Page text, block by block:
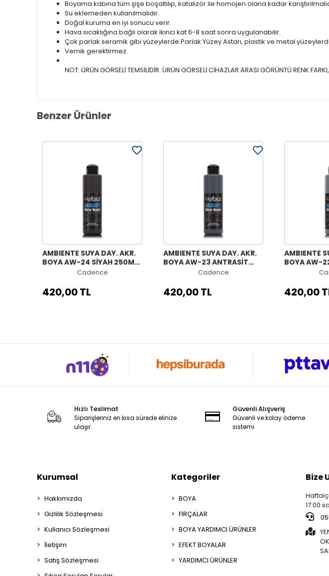
Boyama kabına tüm şişe boşaltılıp, katalizör ile homojen olana kadar
Su eklemeden kullanılmalıdır.
Doğal kuruma en iyi sonucu verir.
Hava sıcaklığına bağlı olarak ikinci kat 6-8 saat sonra uygulanabilir.
Çok parlak seramik gibi yüzeylerde Parlak Yüzey Astarı, plastik ve metal
Vernik gerektirmez.
NOT: ÜRÜN GÖRSELİ TEMSİLİDİR. ÜRÜN GÖRSELİ CİHAZLAR ARASI GÖRÜNTÜ RENK
Benzer Ürünler
AMBIENTE SUYA DAY. AKR.
BOYA AW-24 SİYAH 250ML
+ KATALİZÖR 10GR
Cadence
420,00 TL
AMBIENTE SUYA DAY. AKR.
BOYA AW-23 ANTRASİT
SİYAH 250ML + KATALİZÖR
Cadence
420,00 TL
AMBIENTE
BOYA AW-
250ML +
420,00
Hızlı Teslimat
Siparişleriniz en kısa sürede elinize
ulaşır.
Güvenli Alışveriş
Güvenli ve kolay ödeme
sistemi
Kurumsal
Hakkımızda
Gizlilik Sözleşmesi
Kullanıcı Sözleşmesi
İletişim
Satış Sözleşmesi
Kategoriler
BOYA
FIRÇALAR
BOYA YARDIMCI ÜRÜNLER
EFEKT BOYALAR
YARDIMCI ÜRÜNLER
Bize
17:00